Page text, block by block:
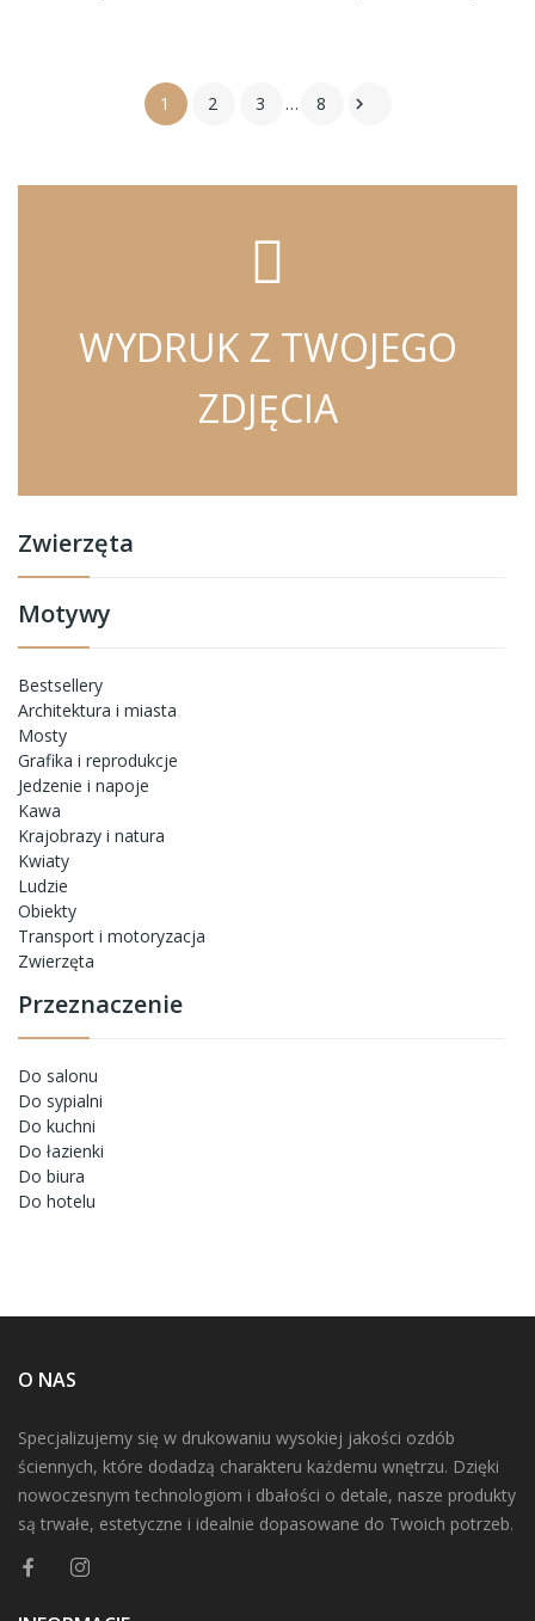
Zwierzęta
Motywy
Bestsellery
Architektura i miasta
Mosty
Grafika i reprodukcje
Jedzenie i napoje
Kawa
Krajobrazy i natura
Kwiaty
Ludzie
Obiekty
Transport i motoryzacja
Zwierzęta
Przeznaczenie
Do salonu
Do sypialni
Do kuchni
Do łazienki
Do biura
Do hotelu
1 2 3 … 8 
WYDRUK Z TWOJEGO
ZDJĘCIA
O NAS
Specjalizujemy się w drukowaniu wysokiej jakości ozdób
ściennych, które dodadzą charakteru każdemu wnętrzu. Dzięki
nowoczesnym technologiom i dbałości o detale, nasze produkty
są trwałe, estetyczne i idealnie dopasowane do Twoich potrzeb.